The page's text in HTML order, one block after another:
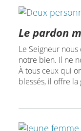
Le pardon
Le Seigneur
notre bien. Il ne
À tous ceux qui
blessés, il offre